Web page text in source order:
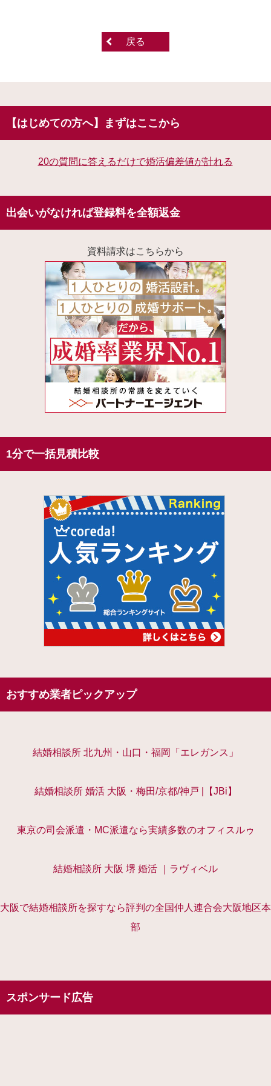
戻る
【はじめての方へ】まずはここから
20の質問に答えるだけで婚活偏差値が計れる
出会いがなければ登録料を全額返金
資料請求はこちらから
1分で一括見積比較
おすすめ業者ピックアップ
結婚相談所 北九州・山口・福岡「エレガンス」
結婚相談所 婚活 大阪・梅田/京都/神戸 |【JBi】
東京の司会派遣・MC派遣なら実績多数のオフィスルゥ
結婚相談所 大阪 堺 婚活 ｜ラヴィベル
大阪で結婚相談所を探すなら評判の全国仲人連合会大阪地区本
部
スポンサード広告